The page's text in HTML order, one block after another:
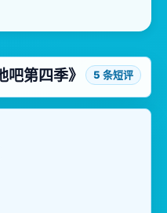
第四季》 5 条短评